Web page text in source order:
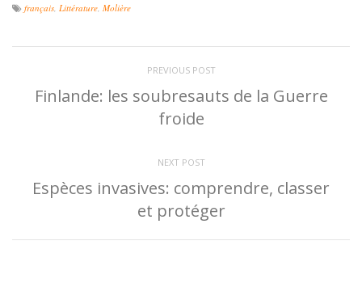
français Littérature Molière
PREVIOUS POST
Finlande: les soubresauts de la Guerre
froide
NEXT POST
Espèces invasives: comprendre, classer
et protéger